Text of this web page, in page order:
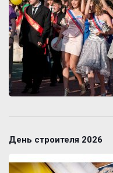
День строителя 2026